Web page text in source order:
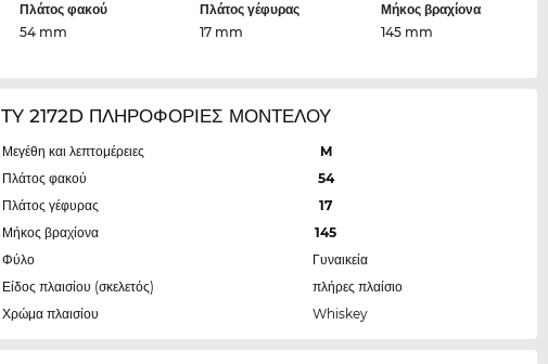
Πλάτος φακού
54 mm
Πλάτος γέφυρας
17 mm
Μήκος βραχίονα
145 mm
TY 2172D ΠΛΗΡΟΦΟΡΙΕΣ ΜΟΝΤΕΛΟΥ
Μεγέθη και λεπτομέρειες
M
Πλάτος φακού
54
Πλάτος γέφυρας
17
Μήκος βραχίονα
145
Φύλο
Γυναικεία
Είδος πλαισίου (σκελετός)
πλήρες πλαίσιο
Χρώμα πλαισίου
Whiskey